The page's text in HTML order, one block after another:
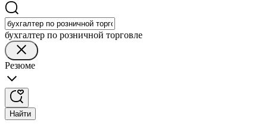
бухгалтер по розничной торговле
Резюме
Найти